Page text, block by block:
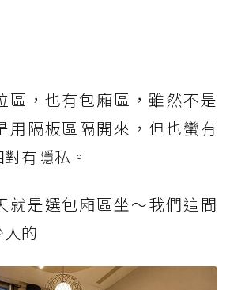
區，也有包廂區，雖然不是
用隔板區隔開來，但也蠻有
有隱私。
就是選包廂區坐～我們這間
的